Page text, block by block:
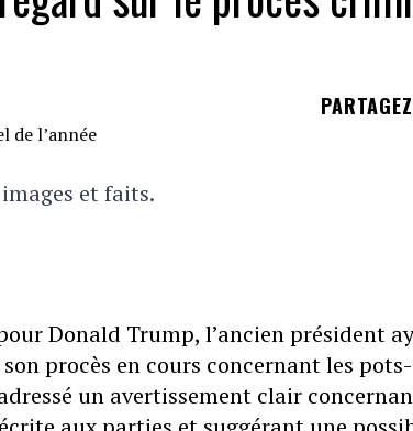
PARTAGEZ
et faits.
Donald Trump, l’ancien président
procès en cours concernant les
un avertissement clair